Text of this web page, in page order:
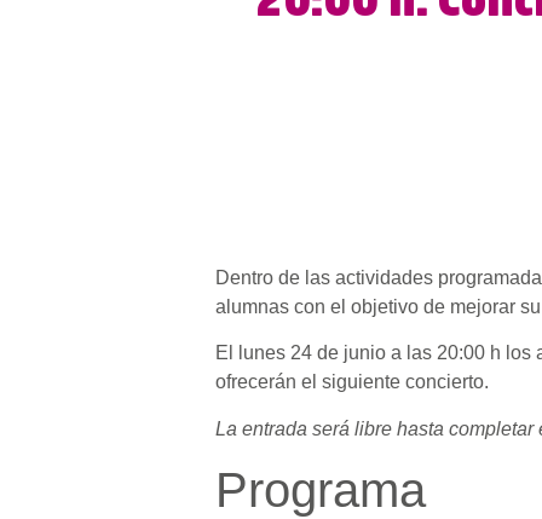
Dentro de las actividades
alumnas con el objetivo de mejorar
El lunes 24 de junio a las 20:00 h
ofrecerán el siguiente concierto.
La entrada será libre hasta
Programa